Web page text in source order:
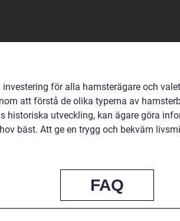
investering för alla hamsterägare och
att förstå de olika typerna av
historiska utveckling, kan ägare göra
bäst. Att ge en trygg och bekväm
FAQ